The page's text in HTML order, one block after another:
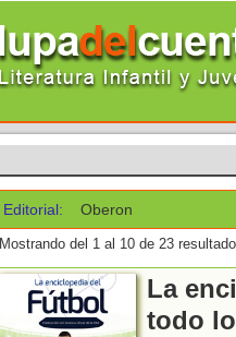
Editorial: Oberon
Mostrando del 1 al 10 de 23
La
todo